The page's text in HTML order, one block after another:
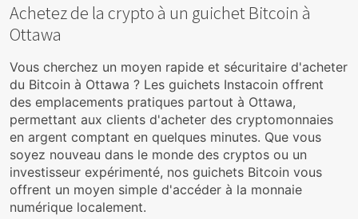
Achetez de la crypto à un guichet Bitcoin à
Ottawa
Vous cherchez un moyen rapide et sécuritaire d'acheter
du Bitcoin à Ottawa ? Les guichets Instacoin offrent
des emplacements pratiques partout à Ottawa,
permettant aux clients d'acheter des cryptomonnaies
en argent comptant en quelques minutes. Que vous
soyez nouveau dans le monde des cryptos ou un
investisseur expérimenté, nos guichets Bitcoin vous
offrent un moyen simple d'accéder à la monnaie
numérique localement.